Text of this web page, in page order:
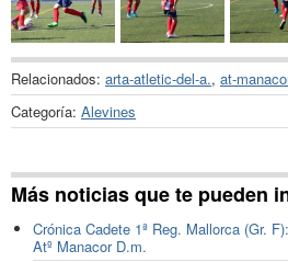
Relacionados: arta-atletic-del-a., at-
Categoría: Alevines
Más noticias que te pueden
Crónica Cadete 1ª Reg. Mallorca (Gr.
Atº Manacor D.m.